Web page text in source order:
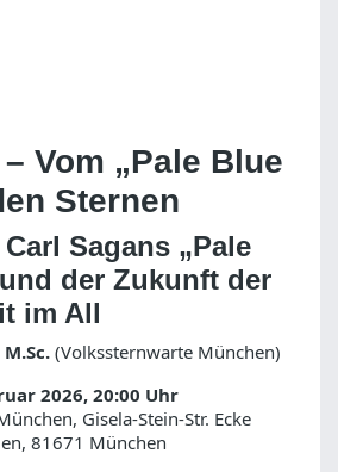
Vom „Pale Blue
Sternen
Sagans „Pale
der Zukunft der
im All
(Volkssternwarte München)
2026, 20:00 Uhr
Gisela-Stein-Str. Ecke
81671 München